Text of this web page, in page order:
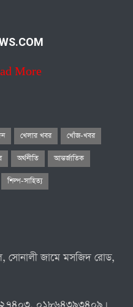
More
খেলার খবর খোঁজ-খবর
অর্থনীতি আন্তর্জাতিক
শিল্প-সাহিত্য
সোনালী জামে মসজিদ রোড,